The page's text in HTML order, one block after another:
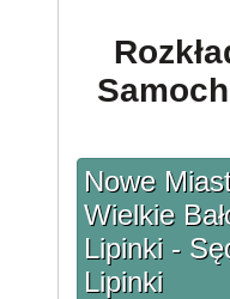
Nowe
Wielkie
Lipinki -
Lipinki